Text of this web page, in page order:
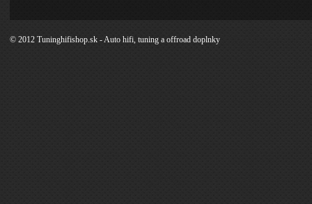
© 2012 Tuninghifishop.sk - Auto hifi, tuning a offroad doplnky